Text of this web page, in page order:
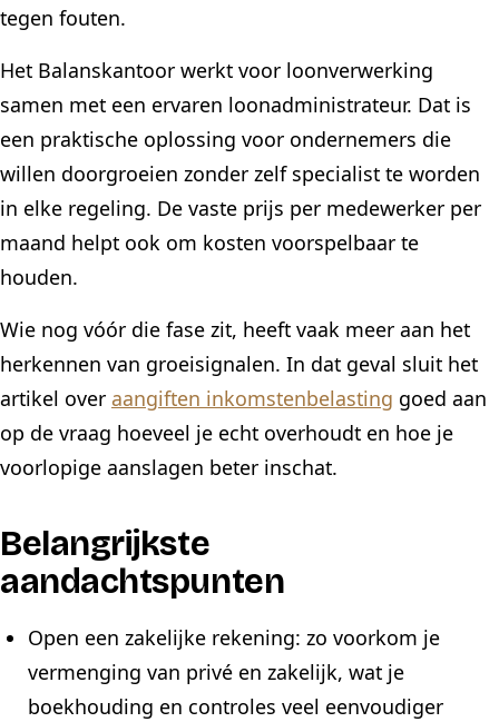
tegen fouten.
Het Balanskantoor werkt voor loonverwerking
samen met een ervaren loonadministrateur. Dat is
een praktische oplossing voor ondernemers die
willen doorgroeien zonder zelf specialist te worden
in elke regeling. De vaste prijs per medewerker per
maand helpt ook om kosten voorspelbaar te
houden.
Wie nog vóór die fase zit, heeft vaak meer aan het
herkennen van groeisignalen. In dat geval sluit het
artikel over aangiften inkomstenbelasting goed aan
op de vraag hoeveel je echt overhoudt en hoe je
voorlopige aanslagen beter inschat.
Belangrijkste
aandachtspunten
Open een zakelijke rekening: zo voorkom je
vermenging van privé en zakelijk, wat je
boekhouding en controles veel eenvoudiger